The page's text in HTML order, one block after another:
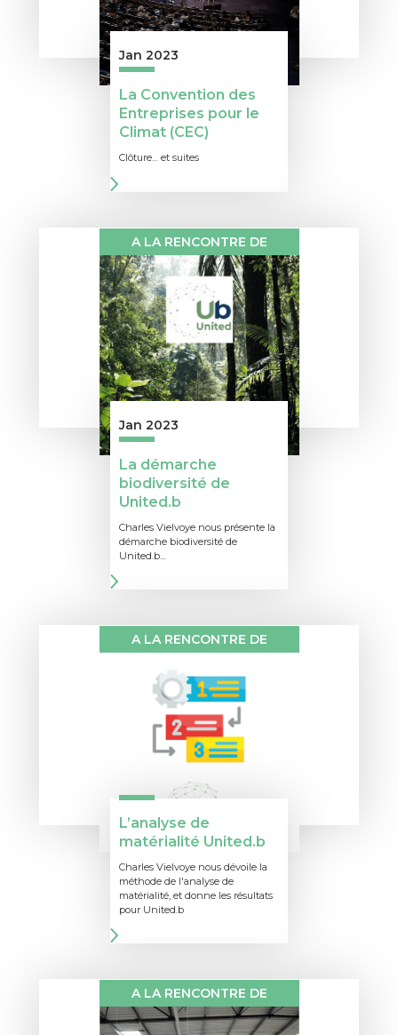
Jan 2023
La Convention des
Entreprises pour le
Climat (CEC)
Clôture… et suites
A LA RENCONTRE DE
Jan 2023
La démarche
biodiversité de
United.b
Charles Vielvoye nous présente la
démarche biodiversité de
United.b...
A LA RENCONTRE DE
L’analyse de
matérialité United.b
Charles Vielvoye nous dévoile la
méthode de l'analyse de
matérialité, et donne les résultats
pour United.b
A LA RENCONTRE DE